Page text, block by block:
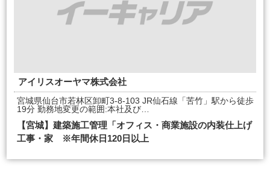
アイリスオーヤマ株式会社
宮城県仙台市若林区卸町3-8-103 JR仙石線「苦竹」駅から徒歩
19分 勤務地変更の範囲:本社及び…
【宮城】建築施工管理「オフィス・商業施設の内装仕上げ
工事・家 ※年間休日120日以上